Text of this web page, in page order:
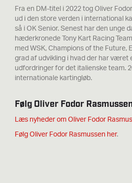
Fra en DM-titel i 2022 tog Oliver
ud i den store verden i international
så i OK Senior. Senest har den unge
hæderkronede Tony Kart Racing
med WSK, Champions of the Future,
grad af udvikling i hvad der har
udfordringer for det italienske team.
internationale kartingløb.
Følg Oliver Fodor
Læs nyheder om Oliver Fodor
Følg Oliver Fodor Rasmussen her.